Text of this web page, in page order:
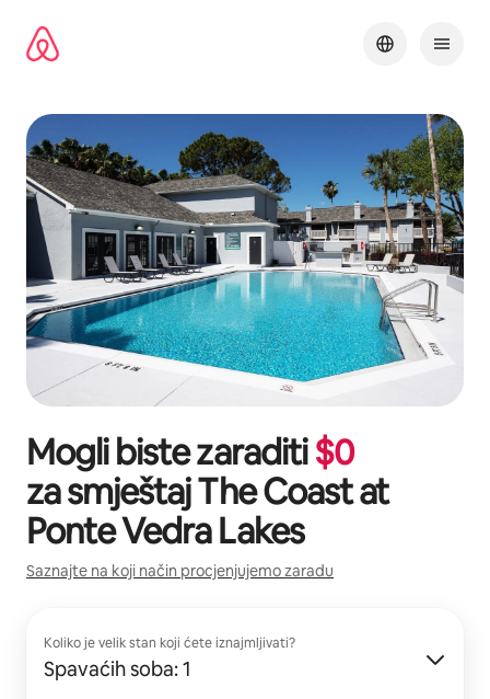
sadržaj
Mogli biste zaraditi$0
za smještajThe Coast at
Ponte Vedra Lakes
Saznajte na koji način procjenjujemo zaradu
Koliko je velik stan koji ćete iznajmljivati?
Spavaćih soba: 1